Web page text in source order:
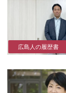
広島人の履歴書